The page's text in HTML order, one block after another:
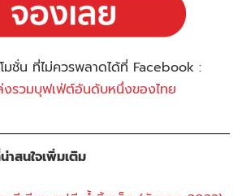
มชั่น ที่ไม่ควรพลาดได้ที่ Facebook :
รวมบุฟเฟ่ต์อันดับหนึ่งของไทย
สนใจเพิ่มเติม